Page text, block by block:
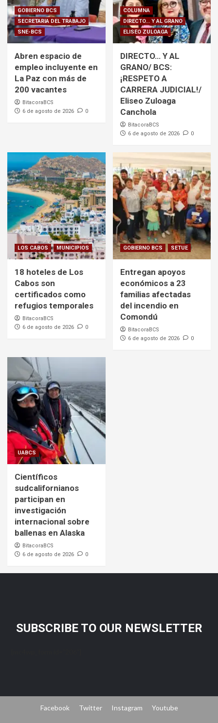
GOBIERNO BCS
SECRETARIA DEL TRABAJO
SNE-BCS
Abren espacio de
empleo incluyente en
La Paz con más de
200 vacantes
BitacoraBCS
6 de agosto de 2026
0
COLUMNA
DIRECTO... Y AL GRANO
ELISEO ZULOAGA
DIRECTO… Y AL
GRANO/ BCS:
¡RESPETO A
CARRERA JUDICIAL!/
Eliseo Zuloaga
Canchola
BitacoraBCS
6 de agosto de 2026
0
LOS CABOS MUNICIPIOS
18 hoteles de Los
Cabos son
certificados como
refugios temporales
BitacoraBCS
6 de agosto de 2026
0
GOBIERNO BCS SETUE
Entregan apoyos
económicos a 23
familias afectadas
del incendio en
Comondú
BitacoraBCS
6 de agosto de 2026
0
UABCS
Científicos
sudcalifornianos
participan en
investigación
internacional sobre
ballenas en Alaska
BitacoraBCS
6 de agosto de 2026
0
SUBSCRIBE TO OUR NEWSLETTER
Facebook Twitter Instagram Youtube